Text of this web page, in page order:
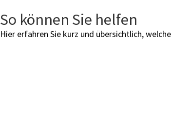
So können Sie helfen
Hier erfahren Sie kurz und übersichtlich,